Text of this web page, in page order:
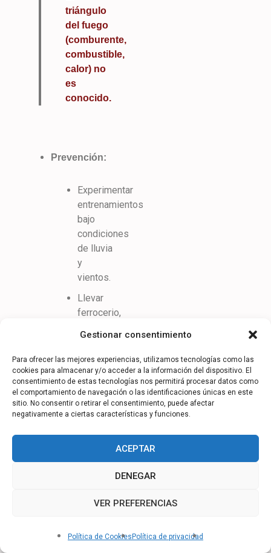
Gestionar consentimiento
Para ofrecer las mejores experiencias, utilizamos tecnologías como las
cookies para almacenar y/o acceder a la información del dispositivo. El
consentimiento de estas tecnologías nos permitirá procesar datos como
el comportamiento de navegación o las identificaciones únicas en este
sitio. No consentir o retirar el consentimiento, puede afectar
negativamente a ciertas características y funciones.
ACEPTAR
DENEGAR
VER PREFERENCIAS
Política de Cookies Política de privacidad
triángulo
del fuego
(comburente,
combustible,
calor) no
es
conocido.
Prevención:
Experimentar
entrenamientos
bajo
condiciones
de lluvia
y
vientos.
Llevar
ferrocerio,
fósforos
sellados.
Yesca
lista en
una
bolsa
estanca
no se
humedezca,
entre el